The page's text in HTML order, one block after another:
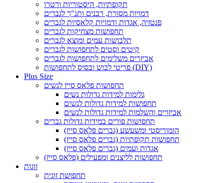
תקופתיות, היסטוריות ורטרו
דמויות מסורת, רבנים ותנ"ך לגברים
פנטזיה, אגדות ודמויות קלאסיות לגברים
תחפושות מצחיקות לגברים
תלבושות עמים ומוצא לגברים
קיטים וסטים לתחפושות לגברים
אביזרים משלימים לתחפושות לגברים
פריטי לבוש ובסיס לתחפושות (DIY)
Plus Size
תחפושות פלאס סייז לנשים
גלימות למידות גדולות נשים
תחפושות למידות גדולות לנשים
אביזרים והשלמות למידות גדולות לנשים
תחפושות פורים במידות גדולות גברים
הומוריסטי ומשעשע (גברים פלאס סייז)
תחפושות תקופתיות (גברים פלאס סייז)
אגדות ועמים (גברים פלאס סייז)
תחפושות לליצנים ומפעילים (פלאס סייז)
זוגות
תחפושת זוגית